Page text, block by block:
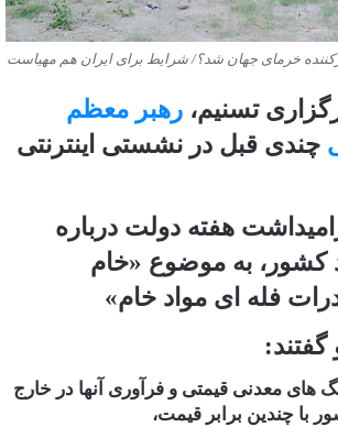
خرمای جهان شد؟/ شرایط برای ایران هم مهیاست
تسنیم، رهبر معظم
چندی قبل در نشستی اینترنتی
هفته دولت درباره
کشور، به موضوع «خام
فله ای مواد خام»
گفتند:
های معدنی قیمتی و فرآوری آنها در خارج
با چندین برابر قیمت،